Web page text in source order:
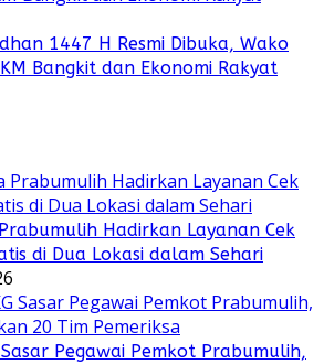
1447 H Resmi Dibuka, Wako
Bangkit dan Ekonomi Rakyat
Prabumulih Hadirkan Layanan Cek
di Dua Lokasi dalam Sehari
Sasar Pegawai Pemkot Prabumulih,